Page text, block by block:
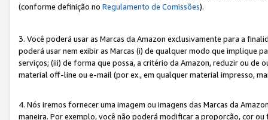
(conforme definição no Regulamento de Comissões).
3. Você poderá usar as Marcas da Amazon exclusivamente para a
poderá usar nem exibir as Marcas (i) de qualquer modo que implique
serviços; (iii) de forma que possa, a critério da Amazon, reduzir ou de
material off-line ou e-mail (por ex., em qualquer material impresso,
4. Nós iremos fornecer uma imagem ou imagens das Marcas da
maneira. Por exemplo, você não poderá modificar a proporção, cor